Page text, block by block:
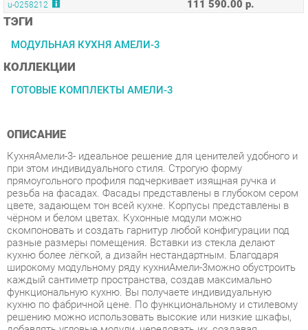
МОДУЛЬНАЯ КУХНЯ АМЕЛИ-3
КОЛЛЕКЦИИ
ГОТОВЫЕ КОМПЛЕКТЫ АМЕЛИ-3
ОПИСАНИЕ
прямоугольного профиля подчеркивает изящная ручка и
резьба на фасадах. Фасады представлены в глубоком сером
цвете, задающем тон всей кухне. Корпусы представлены в
чёрном и белом цветах. Кухонные модули можно
скомпоновать и создать гарнитур любой конфигурации под
разные размеры помещения. Вставки из стекла делают
кухню более лёгкой, а дизайн нестандартным. Благодаря
широкому модульному ряду кухниАмели-3можно обустроить
каждый сантиметр пространства, создав максимально
функциональную кухню. Вы получаете индивидуальную
кухню по фабричной цене. По функциональному и стилевому
решению можно использовать высокие или низкие шкафы,
добавлять угловые модули, чередовать их, создавая
необычную композицию. Высокие шкафы - преимущество
коллекции, можно выстроить кухню почти до потолка -
удобно уложить на верхние полки редко используемые вещи.
Стиль - классический, итальянский.